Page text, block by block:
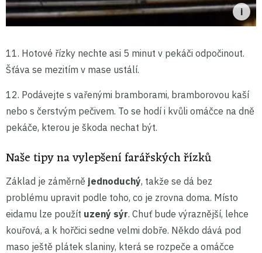
11. Hotové řízky nechte asi 5 minut v pekáči odpočinout.
Šťáva se mezitím v mase ustálí.
12. Podávejte s vařenými bramborami, bramborovou kaší
nebo s čerstvým pečivem. To se hodí i kvůli omáčce na dně
pekáče, kterou je škoda nechat být.
Naše tipy na vylepšení farářských řízků
Základ je záměrně jednoduchý, takže se dá bez
problému upravit podle toho, co je zrovna doma. Místo
eidamu lze použít uzený sýr. Chuť bude výraznější, lehce
kouřová, a k hořčici sedne velmi dobře. Někdo dává pod
maso ještě plátek slaniny, která se rozpeče a omáčce